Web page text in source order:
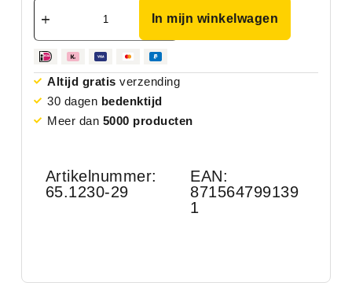
In mijn winkelwagen
Altijd gratis verzending
30 dagen bedenktijd
Meer dan 5000 producten
Artikelnummer:
65.1230-29
EAN:
871564799139
1